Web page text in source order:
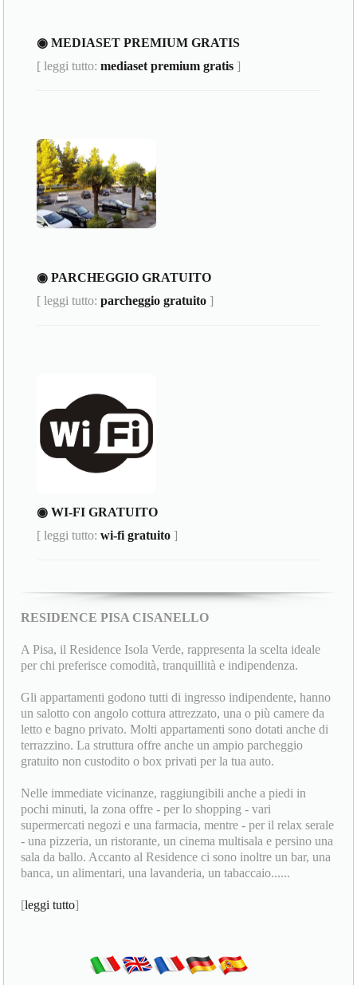
◉ MEDIASET PREMIUM GRATIS
[ leggi tutto:mediaset premium gratis ]
◉ PARCHEGGIO GRATUITO
[ leggi tutto:parcheggio gratuito ]
◉ WI-FI GRATUITO
[ leggi tutto:wi-fi gratuito ]
RESIDENCE PISA CISANELLO
A Pisa, il Residence Isola Verde, rappresenta la scelta ideale
per chi preferisce comodità, tranquillità e indipendenza.
Gli appartamenti godono tutti di ingresso indipendente, hanno
un salotto con angolo cottura attrezzato, una o più camere da
letto e bagno privato. Molti appartamenti sono dotati anche di
terrazzino. La struttura offre anche un ampio parcheggio
gratuito non custodito o box privati per la tua auto.
Nelle immediate vicinanze, raggiungibili anche a piedi in
pochi minuti, la zona offre - per lo shopping - vari
supermercati negozi e una farmacia, mentre - per il relax serale
- una pizzeria, un ristorante, un cinema multisala e persino una
sala da ballo. Accanto al Residence ci sono inoltre un bar, una
banca, un alimentari, una lavanderia, un tabaccaio......
[leggi tutto]